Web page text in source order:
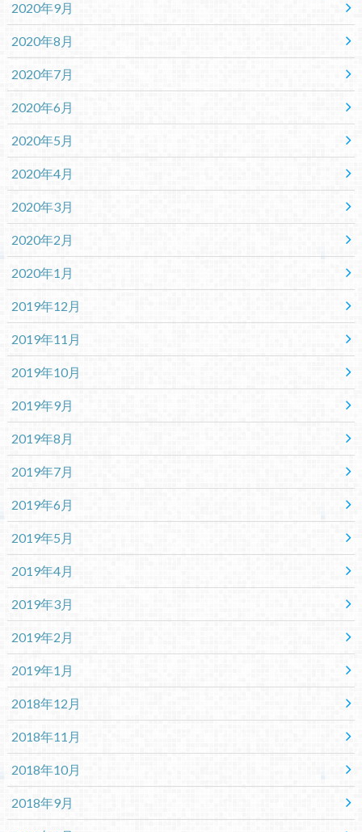
2020年9月
2020年8月
2020年7月
2020年6月
2020年5月
2020年4月
2020年3月
2020年2月
2020年1月
2019年12月
2019年11月
2019年10月
2019年9月
2019年8月
2019年7月
2019年6月
2019年5月
2019年4月
2019年3月
2019年2月
2019年1月
2018年12月
2018年11月
2018年10月
2018年9月